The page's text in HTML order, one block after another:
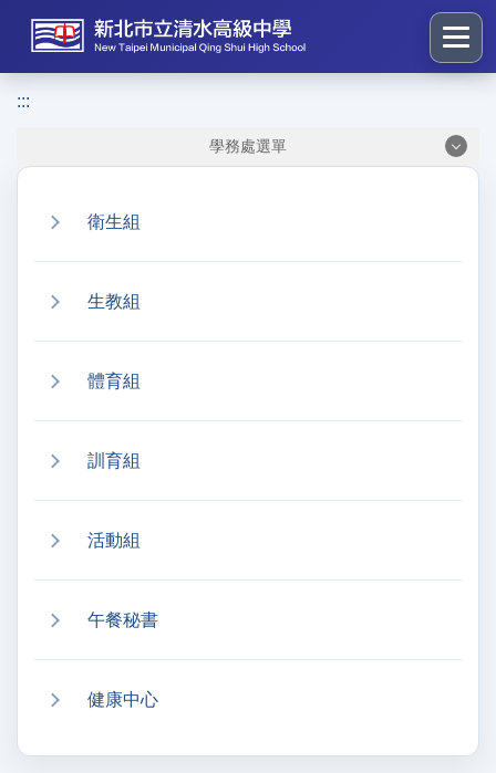
到
區
:::
學務處選單
衛生組
生教組
體育組
訓育組
活動組
午餐秘書
健康中心